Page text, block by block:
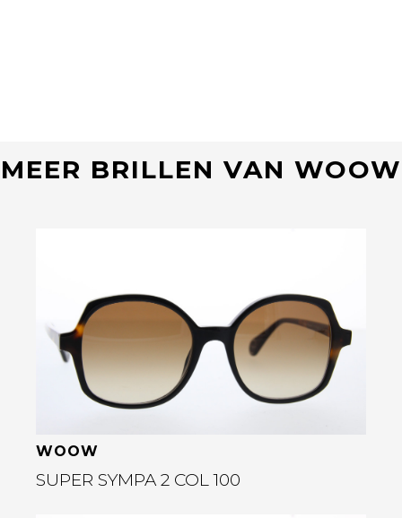
MEER BRILLEN VAN WOOW
WOOW
SUPER SYMPA 2 COL 100